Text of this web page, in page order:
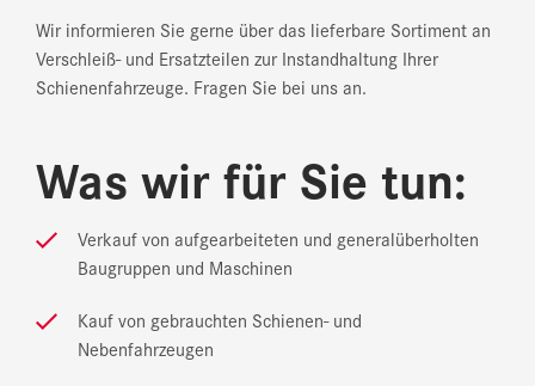
Wir informieren Sie gerne über das lieferbare Sortiment an
Verschleiß- und Ersatzteilen zur Instandhaltung Ihrer
Schienenfahrzeuge. Fragen Sie bei uns an.
Was wir für Sie tun:
Verkauf von aufgearbeiteten und generalüberholten
Baugruppen und Maschinen
Kauf von gebrauchten Schienen- und
Nebenfahrzeugen